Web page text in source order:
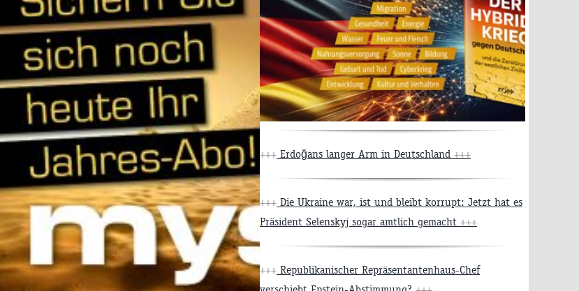
+++ Erdoğans langer Arm in Deutschland +++
+++ Die Ukraine war, ist und bleibt korrupt: Jetzt hat es
Präsident Selenskyj sogar amtlich gemacht +++
+++ Republikanischer Repräsentantenhaus-Chef